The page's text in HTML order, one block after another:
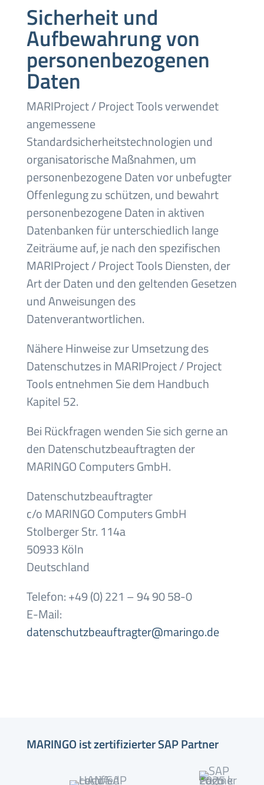
Sicherheit und
Aufbewahrung von
personenbezogenen
Daten
MARIProject / Project Tools verwendet
angemessene
Standardsicherheitstechnologien und
organisatorische Maßnahmen, um
personenbezogene Daten vor unbefugter
Offenlegung zu schützen, und bewahrt
personenbezogene Daten in aktiven
Datenbanken für unterschiedlich lange
Zeiträume auf, je nach den spezifischen
MARIProject / Project Tools Diensten, der
Art der Daten und den geltenden Gesetzen
und Anweisungen des
Datenverantwortlichen.
Nähere Hinweise zur Umsetzung des
Datenschutzes in MARIProject / Project
Tools entnehmen Sie dem Handbuch
Kapitel 52.
Bei Rückfragen wenden Sie sich gerne an
den Datenschutzbeauftragten der
MARINGO Computers GmbH.
Datenschutzbeauftragter
c/o MARINGO Computers GmbH
Stolberger Str. 114a
50933 Köln
Deutschland
Telefon: +49 (0) 221 – 94 90 58-0
E-Mail:
datenschutzbeauftragter@maringo.de
MARINGO ist zertifizierter SAP Partner